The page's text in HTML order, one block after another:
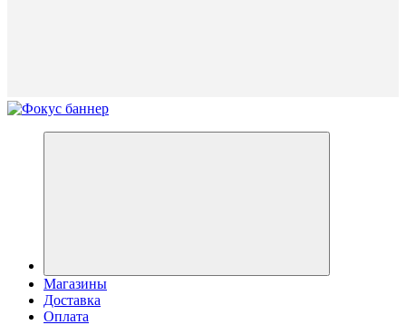
Магазины
Доставка
Оплата